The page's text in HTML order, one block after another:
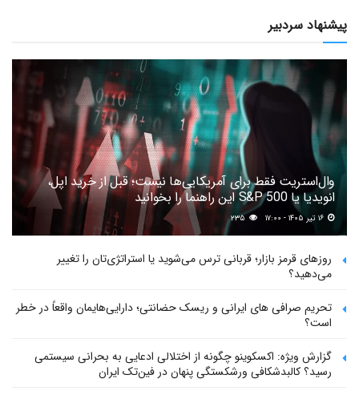
پیشنهاد سردبیر
وال‌استریت فقط برای آمریکایی‌ها نیست؛ قبل از خرید اپل،
انویدیا یا S&P 500 این راهنما را بخوانید
۲۳۵
روزهای قرمز بازار؛ قربانی ترس می‌شوید یا استراتژی‌تان را تغییر
می‌دهید؟
تحریم صرافی های ایرانی و ریسک حضانتی؛ دارایی‌هایمان واقعاً در خطر
است؟
گزارش ویژه: اکسکوینو چگونه از اختلالی ادعایی به بحرانی سیستمی
رسید؟ کالبدشکافی ورشکستگی پنهان در فین‌تک ایران